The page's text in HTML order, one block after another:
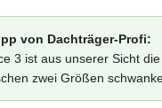
von Dachträger-Profi:
3 ist aus unserer Sicht
zwei Größen